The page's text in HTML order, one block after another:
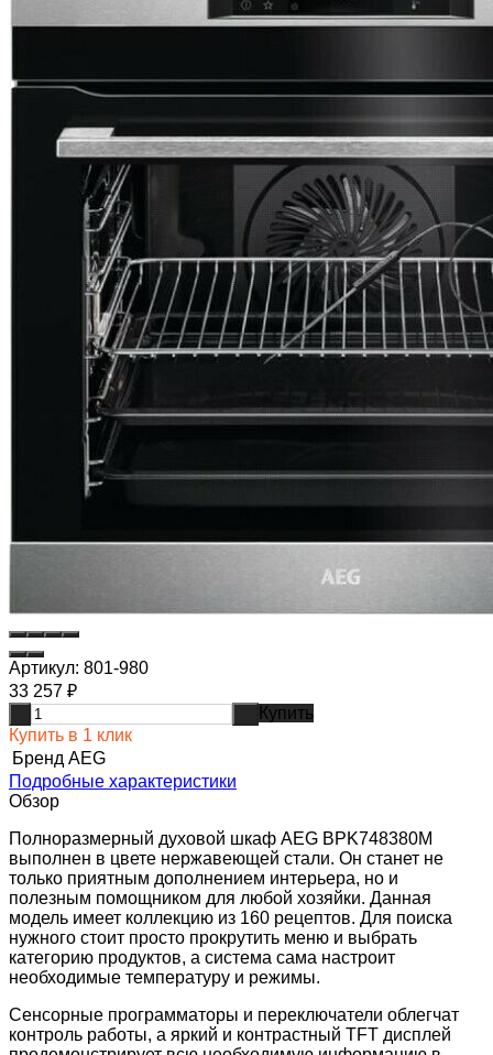
Артикул: 801-980
33 257 ₽
Купить
Купить в 1 клик
Бренд AEG
Подробные характеристики
Обзор
Полноразмерный духовой шкаф AEG BPK748380M
выполнен в цвете нержавеющей стали. Он станет не
только приятным дополнением интерьера, но и
полезным помощником для любой хозяйки. Данная
модель имеет коллекцию из 160 рецептов. Для поиска
нужного стоит просто прокрутить меню и выбрать
категорию продуктов, а система сама настроит
необходимые температуру и режимы.
Сенсорные программаторы и переключатели облегчат
контроль работы, а яркий и контрастный TFT дисплей